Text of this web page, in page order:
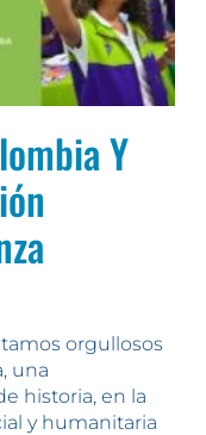
Y
orgullosos
una
historia, en la
y humanitaria